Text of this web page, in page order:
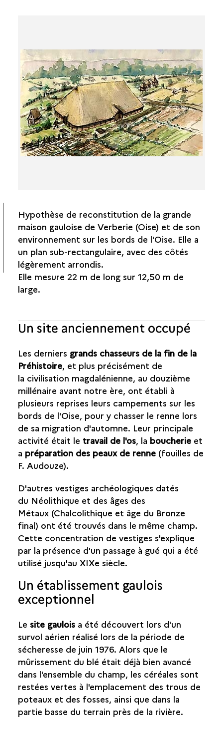
LES NÉCROPOLES ET SANCTUAIRES GAULOIS ET
ROMAINS
L'HABITAT GAULOIS
LA FERME GAULOISE DE VERBERIE (OISE)
HYPOTHÈSE DE RECONSTITUTION D'UNE
FERME INDIGÈNE
LES OPPIDA
LES AEDEFICIA
LES ENCLOS SIMPLES ET FESTIFS
LE MOYEN AGE ET LA GENÈSE DU MONDE RURAL
Hypothèse de reconstitution de la grande
maison gauloise de Verberie (Oise) et de son
environnement sur les bords de l'Oise. Elle a
un plan sub-rectangulaire, avec des côtés
légèrement arrondis.
Elle mesure 22 m de long sur 12,50 m de
large.
Un site anciennement occupé
Les derniers grands chasseurs de la fin de la
Préhistoire, et plus précisément de
la civilisation magdalénienne, au douzième
millénaire avant notre ère, ont établi à
plusieurs reprises leurs campements sur les
bords de l'Oise, pour y chasser le renne lors
de sa migration d'automne. Leur principale
activité était le travail de l'os, la boucherie et
a préparation des peaux de renne(fouilles de
F. Audouze).
D'autres vestiges archéologiques datés
du Néolithique et des âges des
Métaux (Chalcolithique et âge du Bronze
final) ont été trouvés dans le même champ.
Cette concentration de vestiges s'explique
par la présence d'un passage à gué qui a été
utilisé jusqu'au XIXe siècle.
Un établissement gaulois
exceptionnel
Le site gauloisa été découvert lors d'un
survol aérien réalisé lors de la période de
sécheresse de juin 1976. Alors que le
mûrissement du blé était déjà bien avancé
dans l'ensemble du champ, les céréales sont
restées vertes à l'emplacement des trous de
poteaux et des fosses, ainsi que dans la
partie basse du terrain près de la rivière.